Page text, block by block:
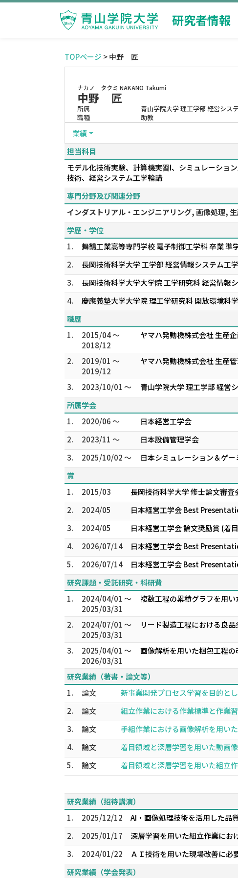
研究者情報
TOPページ > 中野 匠
ナカノ タクミ NAKANO Takumi
中野 匠
所属
青山学院大学 理工学部 経営シス
職種
助教
業績
担当科目
モデル化技術実験、計算機実習I、シミュレーショ
技術、経営システム工学輪講
専門分野及び関連分野
インダストリアル・エンジニアリング, 画像処理,
学歴・学位
1.
舞鶴工業高等専門学校 電子制御工学科 卒業 準
2.
長岡技術科学大学 工学部 経営情報システム工
3.
長岡技術科学大学大学院 工学研究科 経営情報
4.
慶應義塾大学大学院 理工学研究科 開放環境科
職歴
1.
2015/04 ～
2018/12
ヤマハ発動機株式会社 生産
2.
2019/01 ～
2019/12
ヤマハ発動機株式会社 生産
3. 2023/10/01 ～
青山学院大学 理工学部 経営
所属学会
1.
2020/06 ～
日本経営工学会
2.
2023/11 ～
日本設備管理学会
3.
2025/10/02 ～
日本シミュレーション＆ゲ
賞
1.
2015/03
長岡技術科学大学 修士論文審査
2.
2024/05
日本経営工学会 Best
3.
2024/05
日本経営工学会 論文奨励賞 (着
4.
2026/07/14
日本経営工学会 Best
5.
2026/07/14
日本経営工学会 Best
研究課題・受託研究・科研費
1.
2024/04/01 ～
2025/03/31
複数工程の累積グラフを用
2.
2024/07/01 ～
2025/03/31
リード製造工程における良
3.
2025/04/01 ～
2026/03/31
画像解析を用いた梱包工程
研究業績（著書・論文等）
1.
論文
新事業開発プロセス学習を目的と
2.
論文
組立作業における作業標準と作業
3.
論文
手組作業における画像解析を用い
4.
論文
着目領域と深層学習を用いた動画
5.
論文
着目領域と深層学習を用いた組立
研究業績（招待講演）
1.
2025/12/12
AI・画像処理技術を活用した品
2.
2025/01/17
深層学習を用いた組立作業にお
3.
2024/01/22
ＡＩ技術を用いた現場改善に必
研究業績（学会発表）